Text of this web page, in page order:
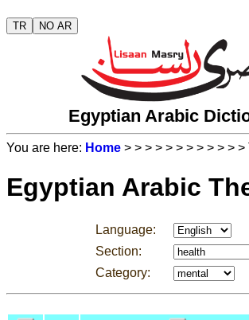
TR NO AR
Egyptian Arabic
You are here: Home > > > > > > > > > > > >
Egyptian Arabic
Language:
Section:
Category: